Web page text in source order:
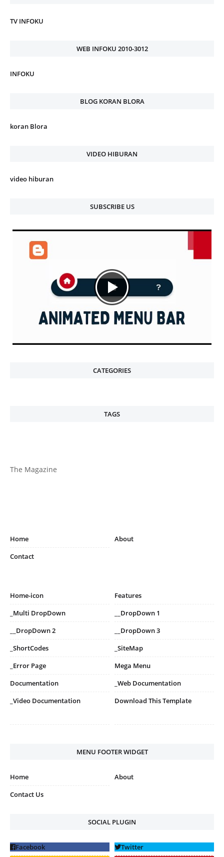
TV INFOKU
WEB INFOKU 2010-3012
INFOKU
BLOG KORAN BLORA
koran Blora
VIDEO HIBURAN
video hiburan
SUBSCRIBE US
CATEGORIES
TAGS
The Magazine
Home
About
Contact
Home-icon
Features
_Multi DropDown
__DropDown 1
__DropDown 2
__DropDown 3
_ShortCodes
_SiteMap
_Error Page
Mega Menu
Documentation
_Web Documentation
_Video Documentation
Download This Template
MENU FOOTER WIDGET
Home
About
Contact Us
SOCIAL PLUGIN